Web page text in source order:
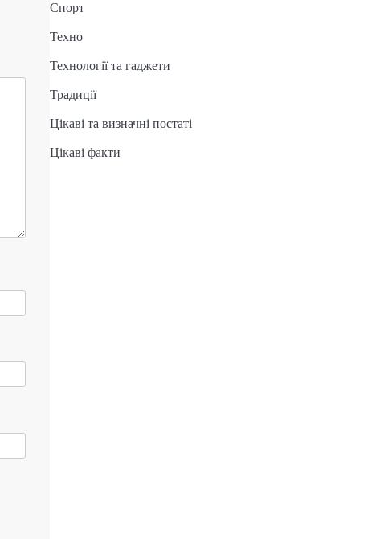
Спорт
Техно
Технології та гаджети
Традиції
Цікаві та визначні постаті
Цікаві факти